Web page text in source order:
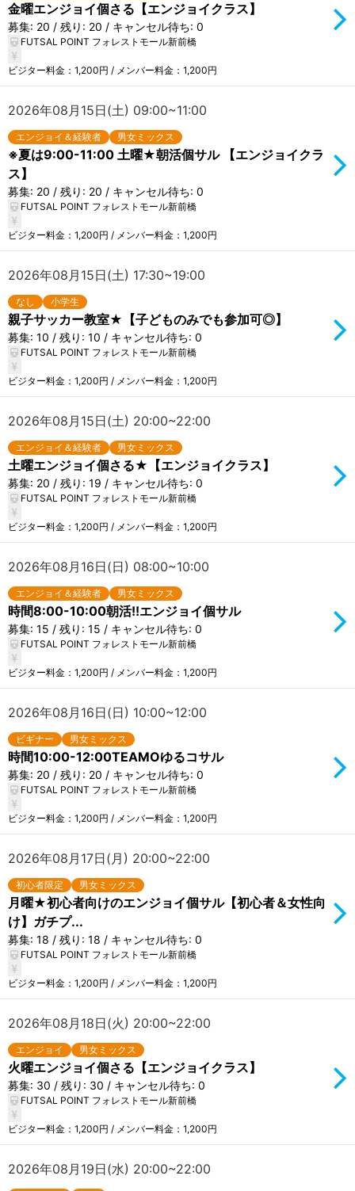
金曜エンジョイ個さる【エンジョイクラス】
募集: 20 / 残り: 20 / キャンセル待ち: 0
FUTSAL POINT フォレストモール新前橋
ビジター料金：1,200円 / メンバー料金：1,200円
2026年08月15日(土) 09:00~11:00
エンジョイ＆経験者 男女ミックス
※夏は9:00-11:00 土曜★朝活個サル 【エンジョイクラ
ス】
募集: 20 / 残り: 20 / キャンセル待ち: 0
FUTSAL POINT フォレストモール新前橋
ビジター料金：1,200円 / メンバー料金：1,200円
2026年08月15日(土) 17:30~19:00
なし 小学生
親子サッカー教室★【子どものみでも参加可◎】
募集: 10 / 残り: 10 / キャンセル待ち: 0
FUTSAL POINT フォレストモール新前橋
ビジター料金：1,200円 / メンバー料金：1,200円
2026年08月15日(土) 20:00~22:00
エンジョイ＆経験者 男女ミックス
土曜エンジョイ個さる★【エンジョイクラス】
募集: 20 / 残り: 19 / キャンセル待ち: 0
FUTSAL POINT フォレストモール新前橋
ビジター料金：1,200円 / メンバー料金：1,200円
2026年08月16日(日) 08:00~10:00
エンジョイ＆経験者 男女ミックス
時間8:00-10:00朝活!!エンジョイ個サル
募集: 15 / 残り: 15 / キャンセル待ち: 0
FUTSAL POINT フォレストモール新前橋
ビジター料金：1,200円 / メンバー料金：1,200円
2026年08月16日(日) 10:00~12:00
ビギナー 男女ミックス
時間10:00-12:00TEAMOゆるコサル
募集: 20 / 残り: 20 / キャンセル待ち: 0
FUTSAL POINT フォレストモール新前橋
ビジター料金：1,200円 / メンバー料金：1,200円
2026年08月17日(月) 20:00~22:00
初心者限定 男女ミックス
月曜★初心者向けのエンジョイ個サル【初心者＆女性向
け】ガチプ...
募集: 18 / 残り: 18 / キャンセル待ち: 0
FUTSAL POINT フォレストモール新前橋
ビジター料金：1,200円 / メンバー料金：1,200円
2026年08月18日(火) 20:00~22:00
エンジョイ 男女ミックス
火曜エンジョイ個さる【エンジョイクラス】
募集: 30 / 残り: 30 / キャンセル待ち: 0
FUTSAL POINT フォレストモール新前橋
ビジター料金：1,200円 / メンバー料金：1,200円
2026年08月19日(水) 20:00~22:00